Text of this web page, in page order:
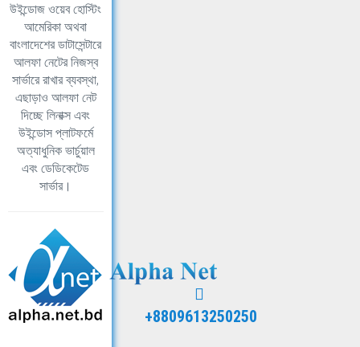
উইন্ডোজ ওয়েব হোস্টিং
আমেরিকা অথবা
বাংলাদেশের ডাটাসেন্টারে
আলফা নেটের নিজস্ব
সার্ভারে রাখার ব্যবস্থা,
এছাড়াও আলফা নেট
দিচ্ছে লিনাক্স এবং
উইন্ডোস প্লাটফর্মে
অত্যাধুনিক ভার্চুয়াল
এবং ডেডিকেটেড
সার্ভার।
+8809613250250